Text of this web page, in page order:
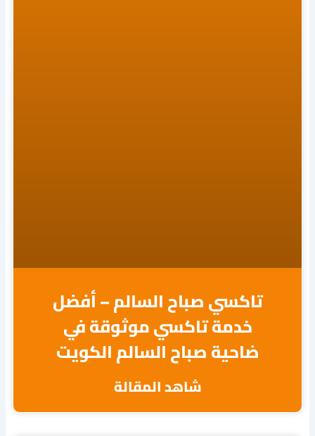
تاكسي صباح السالم – أفضل
خدمة تاكسي موثوقة في
ضاحية صباح السالم الكويت
شاهد المقالة